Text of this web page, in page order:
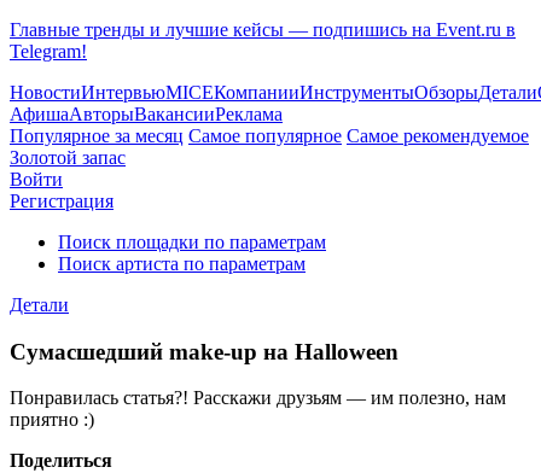
Главные тренды и лучшие кейсы — подпишись на Event.ru в
Telegram!
НовостиИнтервьюMICEКомпанииИнструментыОбзорыДетали
АфишаАвторыВакансииРеклама
Популярное за месяц Самое популярное Самое рекомендуемое
Золотой запас
Войти
Регистрация
Поиск площадки по параметрам
Поиск артиста по параметрам
Детали
Сумасшедший make-up на Halloween
Понравилась статья?! Расскажи друзьям — им полезно, нам
приятно :)
Поделиться